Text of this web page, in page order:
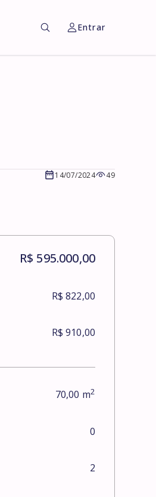
Entrar
14/07/2024 49
R$ 595.000,00
R$ 822,00
R$ 910,00
70,00 m2
0
2